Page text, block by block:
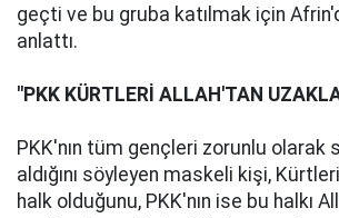
geçti ve bu gruba katılmak için
anlattı.
"PKK KÜRTLERİ ALLAH'TAN
PKK'nın tüm gençleri zorunlu olarak
aldığını söyleyen maskeli kişi,
halk olduğunu, PKK'nın ise bu halkı